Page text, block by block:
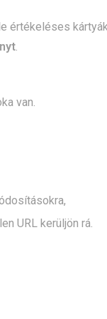
értékeléses
.
van.
URL kerüljön rá.